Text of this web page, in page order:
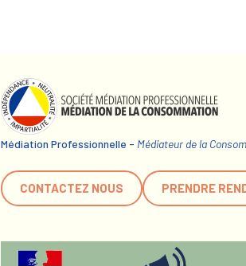
Médiation Professionnelle - Médiateur de la
CONTACTEZ NOUS PRENDRE